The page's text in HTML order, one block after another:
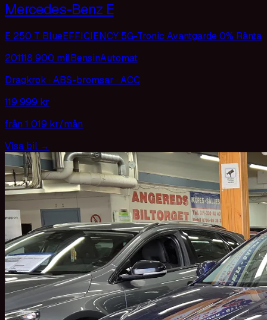
Mercedes-Benz E
E 250 T BlueEFFICIENCY 5G-Tronic Avantgarde 0% Ränta
201118 900 milBensinAutomat
Dragkrok · ABS-bromsar · ACC
119 999 kr
från1 019 kr/mån
Visa bil →